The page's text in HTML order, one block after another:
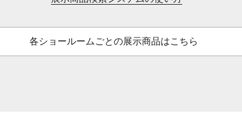
各ショールームごとの展示商品はこちら